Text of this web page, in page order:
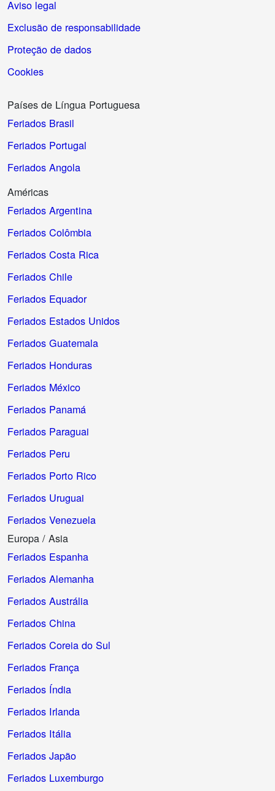
Aviso legal
Exclusão de responsabilidade
Proteção de dados
Cookies
Países de Língua Portuguesa
Feriados Brasil
Feriados Portugal
Feriados Angola
Américas
Feriados Argentina
Feriados Colômbia
Feriados Costa Rica
Feriados Chile
Feriados Equador
Feriados Estados Unidos
Feriados Guatemala
Feriados Honduras
Feriados México
Feriados Panamá
Feriados Paraguai
Feriados Peru
Feriados Porto Rico
Feriados Uruguai
Feriados Venezuela
Europa / Asia
Feriados Espanha
Feriados Alemanha
Feriados Austrália
Feriados China
Feriados Coreia do Sul
Feriados França
Feriados Índia
Feriados Irlanda
Feriados Itália
Feriados Japão
Feriados Luxemburgo